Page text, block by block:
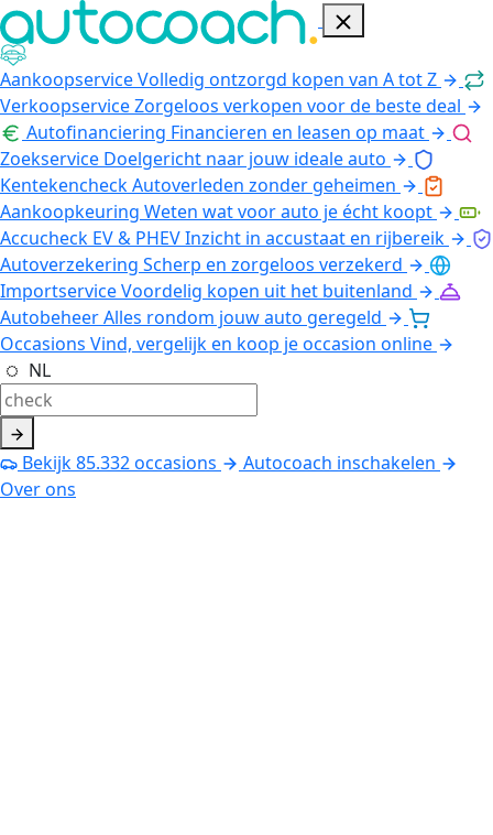
AankoopserviceVolledig ontzorgd kopen van A tot Z
VerkoopserviceZorgeloos verkopen voor de beste deal
Autofinanciering Financieren en leasen op maat
Zoekservice Doelgericht naar jouw ideale auto
KentekencheckAutoverleden zonder geheimen
Aankoopkeuring Weten wat voor auto je écht koopt
Accucheck EV & PHEVInzicht in accustaat en rijbereik
Autoverzekering Scherp en zorgeloos verzekerd
ImportserviceVoordelig kopen uit het buitenland
AutobeheerAlles rondom jouw auto geregeld
Occasions Vind, vergelijk en koop je occasion online
NL
Bekijk85.332occasions
Autocoach inschakelen
Over ons